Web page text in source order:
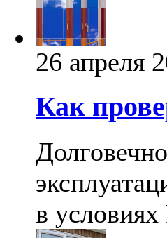
26 апреля
Как
в условиях